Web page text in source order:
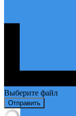
Выберите файл
Отправить